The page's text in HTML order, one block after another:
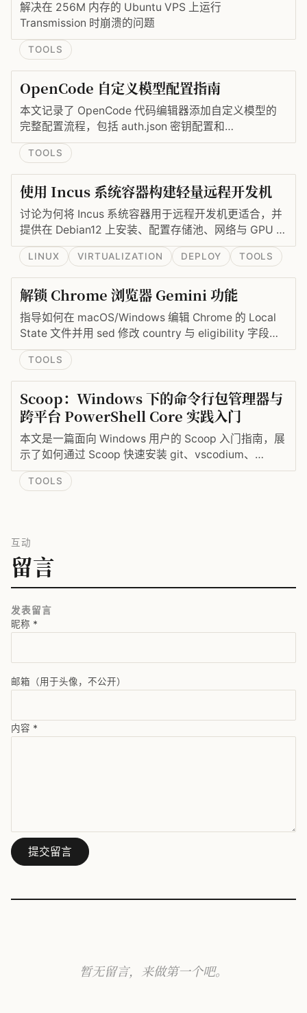
解决在 256M 内存的 Ubuntu VPS 上运行
Transmission 时崩溃的问题
TOOLS
OpenCode 自定义模型配置指南
本文记录了 OpenCode 代码编辑器添加自定义模型的
完整配置流程，包括 auth.json 密钥配置和
opencode.json 模型配置文件的编写，帮助 CLI 用户快
速接入所需的 AI 模型。
TOOLS
使用 Incus 系统容器构建轻量远程开发机
讨论为何将 Incus 系统容器用于远程开发机更适合，并
提供在 Debian12 上安装、配置存储池、网络与 GPU 支
持的实操命令。
LINUX VIRTUALIZATION DEPLOY TOOLS
解锁 Chrome 浏览器 Gemini 功能
指导如何在 macOS/Windows 编辑 Chrome 的 Local
State 文件并用 sed 修改 country 与 eligibility 字段，
以解锁 Gemini 功能（需美区账号与美区 IP）。
TOOLS
Scoop：Windows 下的命令行包管理器与
跨平台 PowerShell Core 实践入门
本文是一篇面向 Windows 用户的 Scoop 入门指南，展
示了如何通过 Scoop 快速安装 git、vscodium、
OpenJDK 等开发工具，并引入 PowerShell Core 作为
现代化的跨平台终端，帮助程序员统一命令行体验。
TOOLS
互动
留言
发表留言
昵称 *
邮箱（用于头像，不公开）
内容 *
提交留言
暂无留言，来做第一个吧。